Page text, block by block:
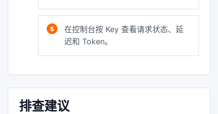
在控制台按 Key 查看请求状态、延
迟和 Token。
排查建议